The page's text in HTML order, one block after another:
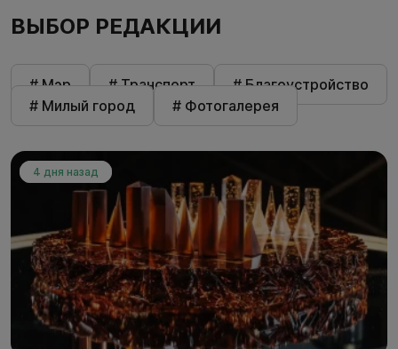
ВЫБОР РЕДАКЦИИ
# Мэр # Транспорт
# Благоустройство
# Милый город
# Фотогалерея
4 дня назад